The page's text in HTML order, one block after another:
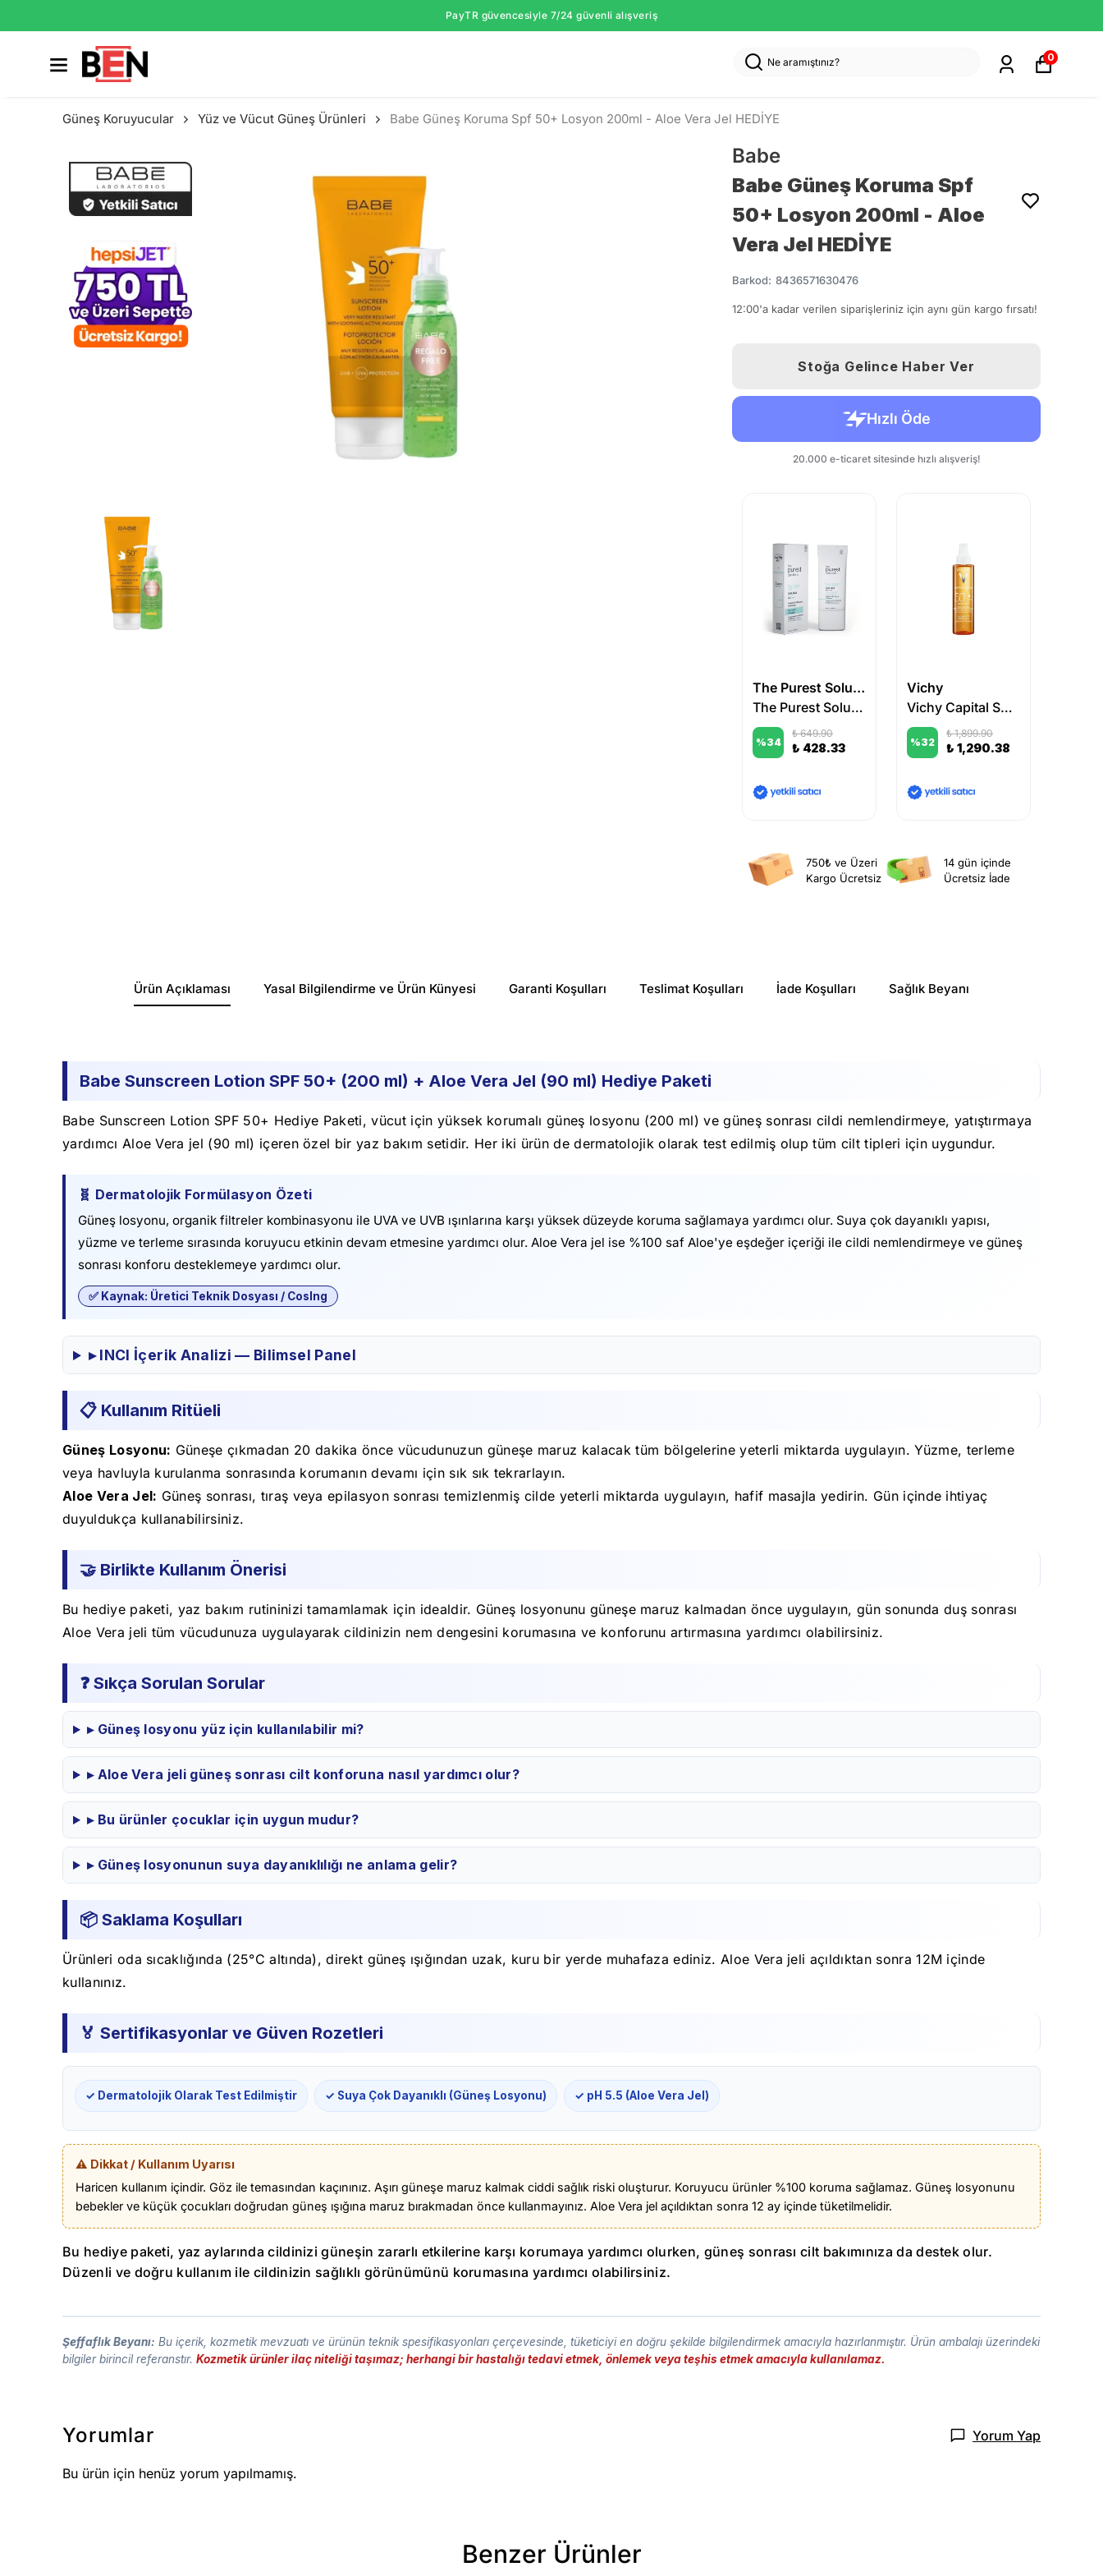
PayTR güvencesiyle 7/24 güvenli alışveriş
0
Güneş Koruyucular Yüz ve Vücut Güneş Ürünleri Babe Güneş Koruma Spf 50+ Losyon 200ml - Aloe Vera Jel HEDİYE
Babe
Babe Güneş Koruma Spf
50+ Losyon 200ml - Aloe
Vera Jel HEDİYE
Barkod: 8436571630476
12:00'a kadar verilen siparişleriniz için aynı gün kargo fırsatı!
Stoğa Gelince Haber Ver
The Purest Solutions
The Purest Solutions Mattifier & Oil Control Moisturizer Dry-Touch Protection
%34
₺ 649.90
₺ 428.33
Vichy
Vichy Capital Soleil Cell Protect Oil Spf 50 200 ml
%32
₺ 1,899.90
₺ 1,290.38
750₺ ve Üzeri
Kargo Ücretsiz
14 gün içinde
Ücretsiz İade
Ürün Açıklaması Yasal Bilgilendirme ve Ürün Künyesi Garanti Koşulları Teslimat Koşulları İade Koşulları Sağlık Beyanı
Babe Sunscreen Lotion SPF 50+ (200 ml) + Aloe Vera Jel (90 ml) Hediye Paketi
Babe Sunscreen Lotion SPF 50+ Hediye Paketi, vücut için yüksek korumalı güneş losyonu (200 ml) ve güneş sonrası cildi nemlendirmeye, yatıştırmaya
yardımcı Aloe Vera jel (90 ml) içeren özel bir yaz bakım setidir. Her iki ürün de dermatolojik olarak test edilmiş olup tüm cilt tipleri için uygundur.
🧬 Dermatolojik Formülasyon Özeti
Güneş losyonu, organik filtreler kombinasyonu ile UVA ve UVB ışınlarına karşı yüksek düzeyde koruma sağlamaya yardımcı olur. Suya çok dayanıklı yapısı,
yüzme ve terleme sırasında koruyucu etkinin devam etmesine yardımcı olur. Aloe Vera jel ise %100 saf Aloe'ye eşdeğer içeriği ile cildi nemlendirmeye ve güneş
sonrası konforu desteklemeye yardımcı olur.
✅ Kaynak: Üretici Teknik Dosyası / CosIng
▸ INCI İçerik Analizi — Bilimsel Panel
📋 Kullanım Ritüeli
Güneş Losyonu: Güneşe çıkmadan 20 dakika önce vücudunuzun güneşe maruz kalacak tüm bölgelerine yeterli miktarda uygulayın. Yüzme, terleme
veya havluyla kurulanma sonrasında korumanın devamı için sık sık tekrarlayın.
Aloe Vera Jel: Güneş sonrası, tıraş veya epilasyon sonrası temizlenmiş cilde yeterli miktarda uygulayın, hafif masajla yedirin. Gün içinde ihtiyaç
duyuldukça kullanabilirsiniz.
🤝 Birlikte Kullanım Önerisi
Bu hediye paketi, yaz bakım rutininizi tamamlamak için idealdir. Güneş losyonunu güneşe maruz kalmadan önce uygulayın, gün sonunda duş sonrası
Aloe Vera jeli tüm vücudunuza uygulayarak cildinizin nem dengesini korumasına ve konforunu artırmasına yardımcı olabilirsiniz.
❓ Sıkça Sorulan Sorular
▸ Güneş losyonu yüz için kullanılabilir mi?
▸ Aloe Vera jeli güneş sonrası cilt konforuna nasıl yardımcı olur?
▸ Bu ürünler çocuklar için uygun mudur?
▸ Güneş losyonunun suya dayanıklılığı ne anlama gelir?
📦 Saklama Koşulları
Ürünleri oda sıcaklığında (25°C altında), direkt güneş ışığından uzak, kuru bir yerde muhafaza ediniz. Aloe Vera jeli açıldıktan sonra 12M içinde
kullanınız.
🏅 Sertifikasyonlar ve Güven Rozetleri
✓ Dermatolojik Olarak Test Edilmiştir ✓ Suya Çok Dayanıklı (Güneş Losyonu) ✓ pH 5.5 (Aloe Vera Jel)
⚠️ Dikkat / Kullanım Uyarısı
Haricen kullanım içindir. Göz ile temasından kaçınınız. Aşırı güneşe maruz kalmak ciddi sağlık riski oluşturur. Koruyucu ürünler %100 koruma sağlamaz. Güneş losyonunu
bebekler ve küçük çocukları doğrudan güneş ışığına maruz bırakmadan önce kullanmayınız. Aloe Vera jel açıldıktan sonra 12 ay içinde tüketilmelidir.
Bu hediye paketi, yaz aylarında cildinizi güneşin zararlı etkilerine karşı korumaya yardımcı olurken, güneş sonrası cilt bakımınıza da destek olur.
Düzenli ve doğru kullanım ile cildinizin sağlıklı görünümünü korumasına yardımcı olabilirsiniz.
Şeffaflık Beyanı: Bu içerik, kozmetik mevzuatı ve ürünün teknik spesifikasyonları çerçevesinde, tüketiciyi en doğru şekilde bilgilendirmek amacıyla hazırlanmıştır. Ürün ambalajı üzerindeki
bilgiler birincil referanstır. Kozmetik ürünler ilaç niteliği taşımaz; herhangi bir hastalığı tedavi etmek, önlemek veya teşhis etmek amacıyla kullanılamaz.
Yorumlar Yorum Yap
Bu ürün için henüz yorum yapılmamış.
Benzer Ürünler